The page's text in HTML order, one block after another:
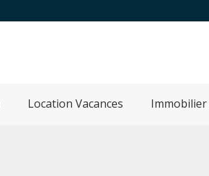
Location Vacances Immobilier